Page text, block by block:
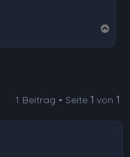
b
1 Beitrag • Seite 1 von 1